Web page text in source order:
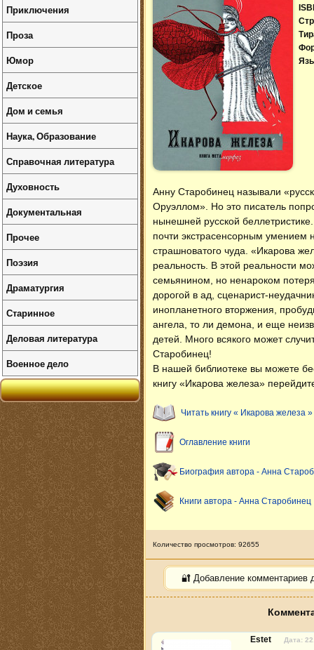
Анну Старобинец называли
Оруэллом». Но это писатель
нынешней русской
почти экстрасенсорным умением
страшноватого чуда. «Икарова
реальность. В этой реальности
семьянином, но ненароком
дорогой в ад, сценарист-
инопланетного вторжения,
ангела, то ли демона, и еще
детей. Много всякого может
Старобинец!
В нашей библиотеке вы можете
книгу «Икарова железа»
Читать книгу « Икарова железа »
Оглавление книги
Биография автора - Анна
Книги автора - Анна Старобинец
Количество просмотров: 92655
🔐 Добавление комментариев
Estet
Дата:
Приключения
Проза
Юмор
Детское
Дом и семья
Наука, Образование
Справочная литература
Духовность
Документальная
Прочее
Поэзия
Драматургия
Старинное
Деловая литература
Военное дело